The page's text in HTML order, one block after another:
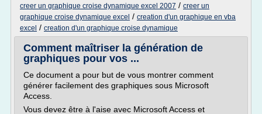
creer un graphique croise dynamique excel 2007 / creer un
graphique croise dynamique excel / creation d'un graphique en vba
excel / creation d'un graphique croise dynamique
Comment maîtriser la génération de
graphiques pour vos ...
Ce document a pour but de vous montrer comment
générer facilement des graphiques sous Microsoft
Access.
Vous devez être à l'aise avec Microsoft Access et